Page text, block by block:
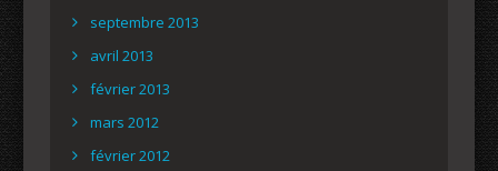
septembre 2013
avril 2013
février 2013
mars 2012
février 2012